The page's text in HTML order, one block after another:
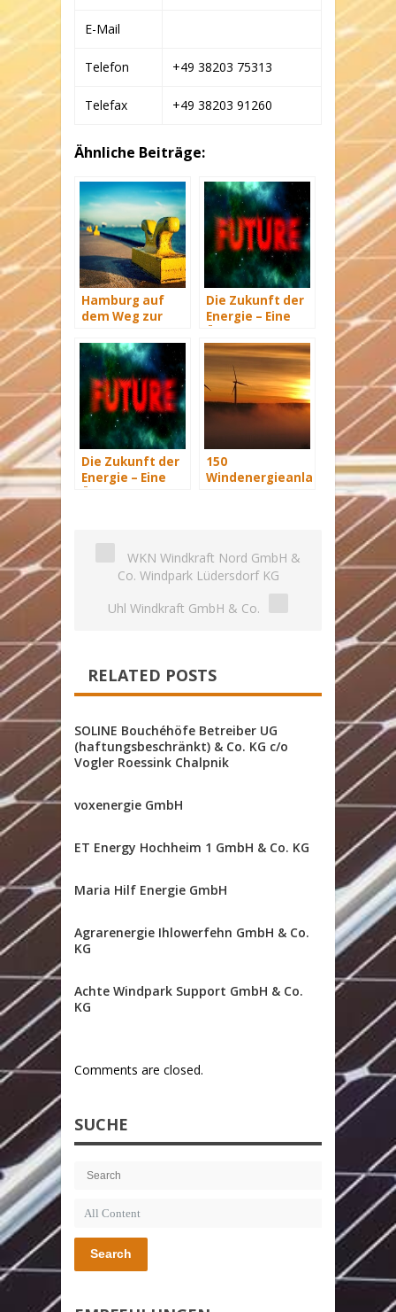
E-Mail
Telefon +49 38203 75313
Telefax +49 38203 91260
Ähnliche Beiträge:
Hamburg auf
dem Weg zur
Hauptstadt
Die Zukunft der
Energie – Eine
Die Zukunft der
Energie – Eine
150
Windenergieanlagen
WKN Windkraft Nord GmbH &
Co. Windpark Lüdersdorf KG
Uhl Windkraft GmbH & Co.
RELATED POSTS
SOLINE Bouchéhöfe Betreiber UG
(haftungsbeschränkt) & Co. KG c/o
Vogler Roessink Chalpnik
voxenergie GmbH
ET Energy Hochheim 1 GmbH & Co. KG
Maria Hilf Energie GmbH
Agrarenergie Ihlowerfehn GmbH & Co.
KG
Achte Windpark Support GmbH & Co.
KG
Comments are closed.
SUCHE
Search